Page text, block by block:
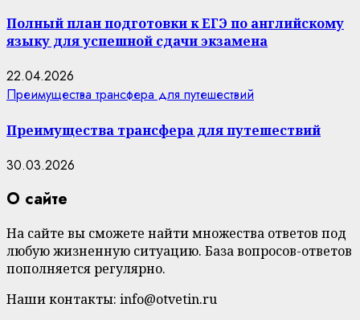
Полный план подготовки к ЕГЭ по английскому
языку для успешной сдачи экзамена
22.04.2026
Преимущества трансфера для путешествий
Преимущества трансфера для путешествий
30.03.2026
О сайте
На сайте вы сможете найти множества ответов под
любую жизненную ситуацию. База вопросов-ответов
пополняется регулярно.
Наши контакты: info@otvetin.ru